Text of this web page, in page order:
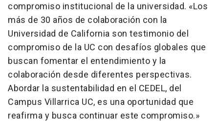
compromiso institucional de la universidad. «Los
más de 30 años de colaboración con la
Universidad de California son testimonio del
compromiso de la UC con desafíos globales que
buscan fomentar el entendimiento y la
colaboración desde diferentes perspectivas.
Abordar la sustentabilidad en el CEDEL, del
Campus Villarrica UC, es una oportunidad que
reafirma y busca continuar este compromiso.»